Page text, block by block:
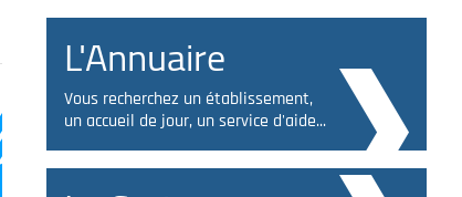
L'Annuaire
Vous recherchez un établissement,
un accueil de jour, un service d'aide...